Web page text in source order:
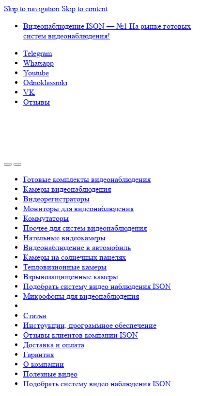
Skip to navigation Skip to content
Видеонаблюдение ISON — №1 На рынке готовых
систем видеонаблюдения!
Telegram
Whatsapp
Youtube
Odnoklassniki
VK
Отзывы
Готовые комплекты видеонаблюдения
Камеры видеонаблюдения
Видеорегистраторы
Мониторы для видеонаблюдения
Коммутаторы
Прочее для систем видеонаблюдения
Нательные видеокамеры
Видеонаблюдение в автомобиль
Камеры на солнечных панелях
Тепловизионные камеры
Взрывозащищенные камеры
Подобрать систему видео наблюдения ISON
Микрофоны для видеонаблюдения
Статьи
Инструкции, программное обеспечение
Отзывы клиентов компании ISON
Доставка и оплата
Гарантия
О компании
Полезные видео
Подобрать систему видео наблюдения ISON